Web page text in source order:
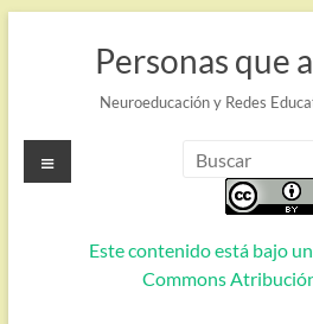
Personas que
Neuroeducación y Redes
Este contenido está bajo
Commons
Menú